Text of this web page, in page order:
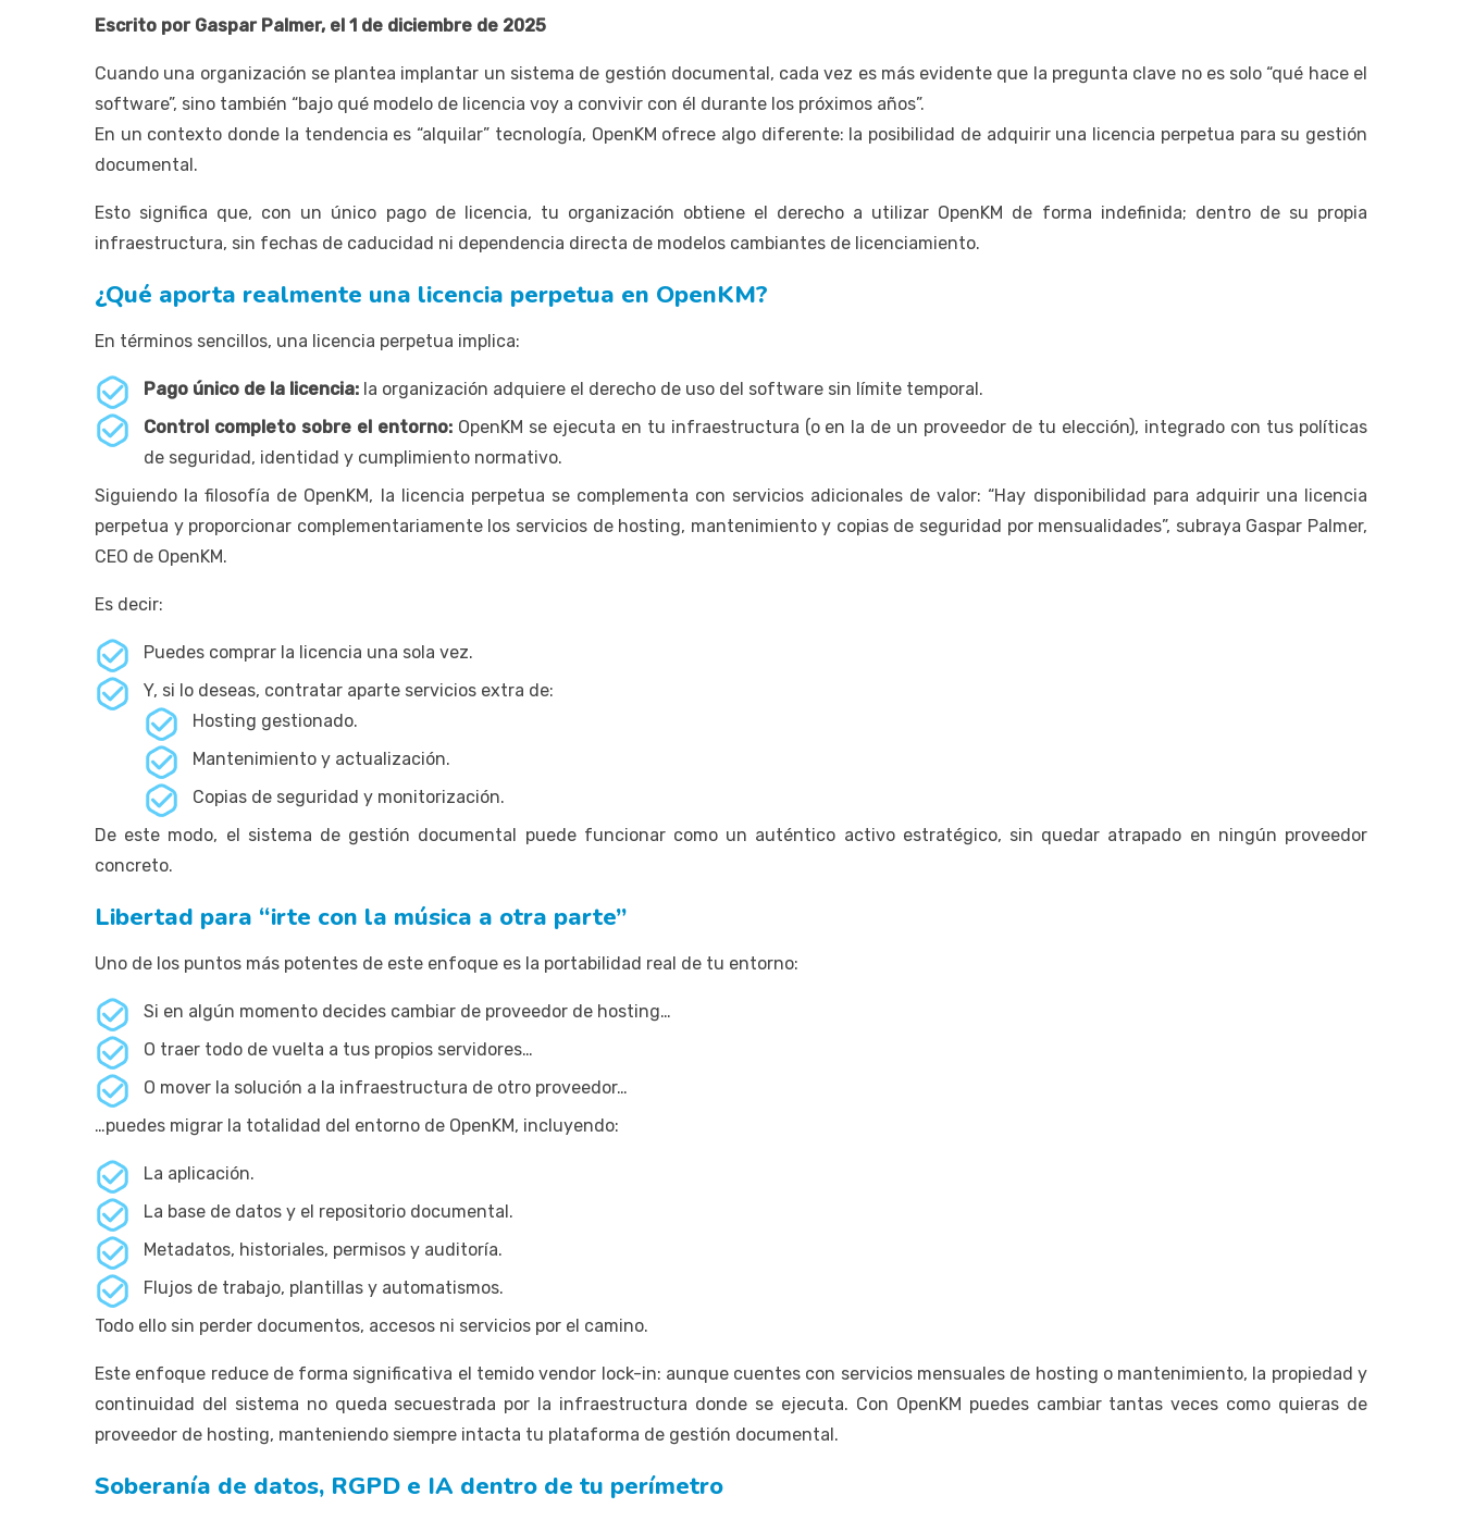
Escrito por Gaspar Palmer, el 1 de diciembre de 2025
Cuando una organización se plantea implantar un sistema de gestión documental, cada vez es más evidente que la pregunta clave no es solo “qué hace el
software”, sino también “bajo qué modelo de licencia voy a convivir con él durante los próximos años”.
En un contexto donde la tendencia es “alquilar” tecnología, OpenKM ofrece algo diferente: la posibilidad de adquirir una licencia perpetua para su gestión
documental.
Esto significa que, con un único pago de licencia, tu organización obtiene el derecho a utilizar OpenKM de forma indefinida; dentro de su propia
infraestructura, sin fechas de caducidad ni dependencia directa de modelos cambiantes de licenciamiento.
¿Qué aporta realmente una licencia perpetua en OpenKM?
En términos sencillos, una licencia perpetua implica:
Pago único de la licencia: la organización adquiere el derecho de uso del software sin límite temporal.
Control completo sobre el entorno:OpenKM se ejecuta en tu infraestructura (o en la de un proveedor de tu elección), integrado con tus políticas
de seguridad, identidad y cumplimiento normativo.
Siguiendo la filosofía de OpenKM, la licencia perpetua se complementa con servicios adicionales de valor: “Hay disponibilidad para adquirir una licencia
perpetua y proporcionar complementariamente los servicios de hosting, mantenimiento y copias de seguridad por mensualidades”, subraya Gaspar Palmer,
CEO de OpenKM.
Es decir:
Puedes comprar la licencia una sola vez.
Y, si lo deseas, contratar aparte servicios extra de:
Hosting gestionado.
Mantenimiento y actualización.
Copias de seguridad y monitorización.
De este modo, el sistema de gestión documental puede funcionar como un auténtico activo estratégico, sin quedar atrapado en ningún proveedor
concreto.
Libertad para “irte con la música a otra parte”
Uno de los puntos más potentes de este enfoque es la portabilidad real de tu entorno:
Si en algún momento decides cambiar de proveedor de hosting…
O traer todo de vuelta a tus propios servidores…
O mover la solución a la infraestructura de otro proveedor…
…puedes migrar la totalidad del entorno de OpenKM, incluyendo:
La aplicación.
La base de datos y el repositorio documental.
Metadatos, historiales, permisos y auditoría.
Flujos de trabajo, plantillas y automatismos.
Todo ello sin perder documentos, accesos ni servicios por el camino.
Este enfoque reduce de forma significativa el temido vendor lock-in: aunque cuentes con servicios mensuales de hosting o mantenimiento, la propiedad y
continuidad del sistema no queda secuestrada por la infraestructura donde se ejecuta. Con OpenKM puedes cambiar tantas veces como quieras de
proveedor de hosting, manteniendo siempre intacta tu plataforma de gestión documental.
Soberanía de datos, RGPD e IA dentro de tu perímetro